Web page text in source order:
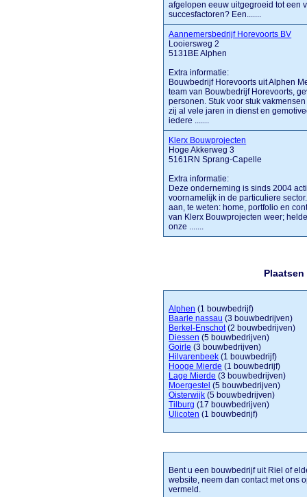
afgelopen eeuw uitgegroeid tot een
succesfactoren? Een.......
Aannemersbedrijf Horevoorts BV
Looiersweg 2
5131BE Alphen
Extra informatie:
Bouwbedrijf Horevoorts uit Alphen
team van Bouwbedrijf Horevoorts,
personen. Stuk voor stuk
zij al vele jaren in dienst en
iedere .......
Klerx Bouwprojecten
Hoge Akkerweg 3
5161RN Sprang-Capelle
Extra informatie:
Deze onderneming is sinds 2004
voornamelijk in de particuliere
aan, te weten: home, portfolio en
van Klerx Bouwprojecten weer;
onze .......
Alphen (1 bouwbedrijf)
Baarle nassau (3 bouwbedrijven)
Berkel-Enschot(2 bouwbedrijven)
Diessen (5 bouwbedrijven)
Goirle (3 bouwbedrijven)
Hilvarenbeek (1 bouwbedrijf)
Hooge Mierde (1 bouwbedrijf)
Lage Mierde (3 bouwbedrijven)
Moergestel (5 bouwbedrijven)
Oisterwijk (5 bouwbedrijven)
Tilburg (17 bouwbedrijven)
Ulicoten (1 bouwbedrijf)
Bent u een bouwbedrijf uit Riel of
website, neem dan contact met ons
vermeld.